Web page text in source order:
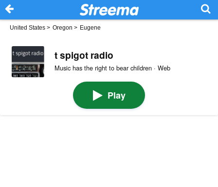
United States > Oregon > Eugene
t spigot radio
Music has the right to bear children · Web
Play